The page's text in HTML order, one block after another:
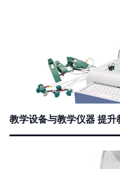
教学设备与教学仪器 提